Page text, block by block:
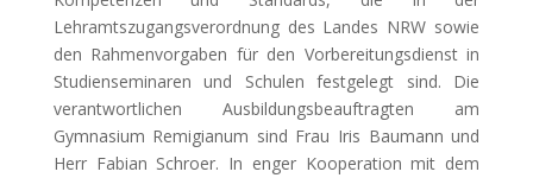
Lehramtszugangsverordnung des Landes NRW sowie
den Rahmenvorgaben für den Vorbereitungsdienst in
Studienseminaren und Schulen festgelegt sind. Die
verantwortlichen Ausbildungsbeauftragten am
Gymnasium Remigianum sind Frau Iris Baumann und
Herr Fabian Schroer. In enger Kooperation mit dem